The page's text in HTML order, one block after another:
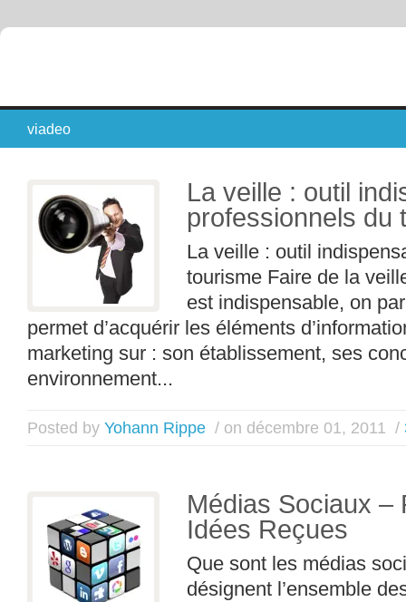
viadeo
La veille : outil
professionnels du
La veille : outil
tourisme Faire de la
est indispensable, on
permet d’acquérir les éléments
marketing sur : son établissement, ses
environnement...
Posted by Yohann Rippe / on décembre 01, 2011 /
Médias Sociaux –
Idées Reçues
Que sont les médias
désignent l’ensemble